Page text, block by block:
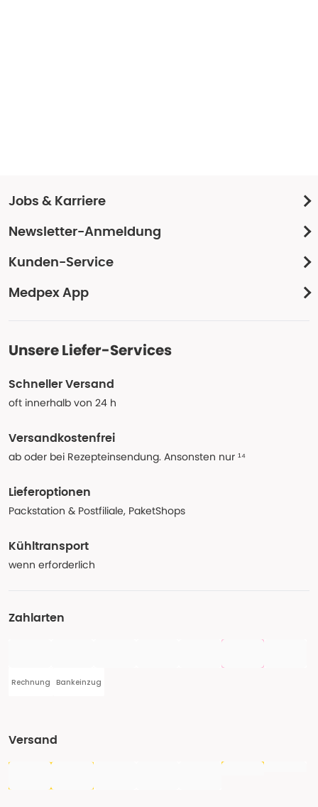
Jobs & Karriere
Newsletter-Anmeldung
Kunden-Service
Medpex App
Unsere Liefer-Services
Schneller Versand
oft innerhalb von 24 h
Versandkostenfrei
ab oder bei Rezepteinsendung. Ansonsten nur ¹⁴
Lieferoptionen
Packstation & Postfiliale, PaketShops
Kühltransport
wenn erforderlich
Zahlarten
Rechnung Bankeinzug
Versand